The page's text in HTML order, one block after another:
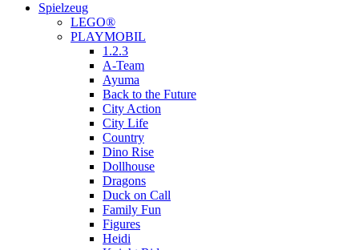
Spielzeug
LEGO®
PLAYMOBIL
1.2.3
A-Team
Ayuma
Back to the Future
City Action
City Life
Country
Dino Rise
Dollhouse
Dragons
Duck on Call
Family Fun
Figures
Heidi